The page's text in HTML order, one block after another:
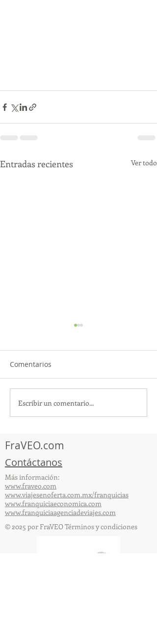
Entradas recientes Ver todo
¡Acapulco y Guerrero se
Visten de Fiesta!
Comentarios
Escribir un comentario...
FraVEO.com
Contáctanos
Más información:
www.fraveo.com
www.viajesenoferta.com.mx/franquicias
www.franquiciaeconomica.com
www.franquiciaagenciadeviajes.com
© 2025 por FraVEO Términos y condiciones